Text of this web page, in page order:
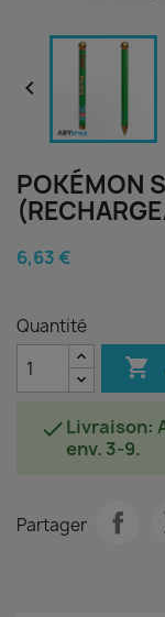

POKÉMON
6,63 €
Quantité

Livraison:
env. 3-9.
Partager